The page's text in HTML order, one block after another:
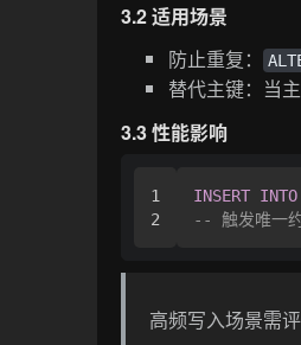
3.2 适用场景
防止重复：
替代主键：当
3.3 性能影响
1
INSERT INTO
-- 触发唯一约
高频写入场景需